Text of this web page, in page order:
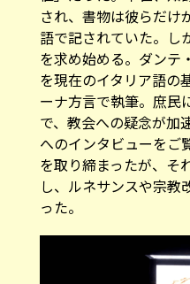
され、書物は彼らだけ
語で記されていた。し
を求め始める。ダンテ
を現在のイタリア語の
ーナ方言で執筆。庶民
で、教会への疑念が加
へのインタビューをご
を取り締まったが、そ
し、ルネサンスや宗教
った。